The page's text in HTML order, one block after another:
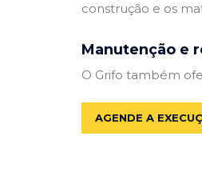
construção e os
Manutenção e
O Grifo também
AGENDE A